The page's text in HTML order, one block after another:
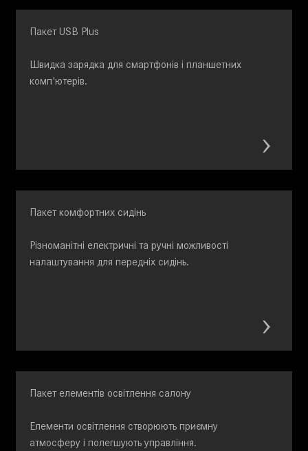
Пакет USB Plus
Швидка зарядка для смартфонів і планшетних
комп'ютерів.
Пакет комфортних сидінь
Різноманітні електричні та ручні можливості
налаштування для передніх сидінь.
Пакет елементів освітлення салону
Елементи освітлення створюють приємну
атмосферу і полегшують управління.